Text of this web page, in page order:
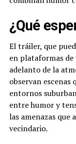
¿Qué
El tráiler, que
en plataformas
adelanto de la
observan escenas
entornos
entre humor y
las amenazas que
vecindario.